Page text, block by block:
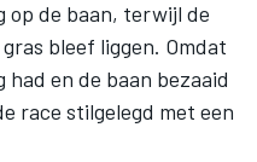
de baan, terwijl de
bleef liggen. Omdat
en de baan bezaaid
race stilgelegd met een